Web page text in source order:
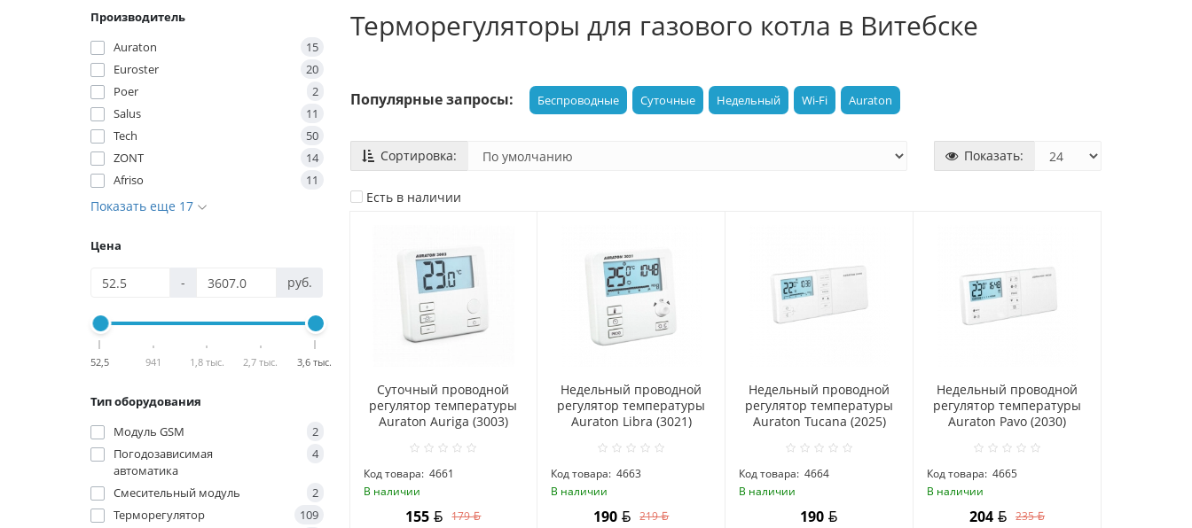
Производитель
Auraton
15
Euroster
20
Poer
2
Salus
11
Tech
50
ZONT
14
Afriso
11
Показать еще 17
Цена
- руб.
52,5 941 1,8 тыс. 2,7 тыс. 3,6 тыс.
Тип оборудования
Модуль GSM
2
Погодозависимая
автоматика
4
Смесительный модуль
2
Терморегулятор
109
Терморегуляторы для газового котла в Витебске
Популярные запросы: Беспроводные Суточные Недельный Wi-Fi Auraton
Сортировка: Показать:
Есть в наличии
Суточный проводной
регулятор температуры
Auraton Auriga (3003)
Код товара: 4661
В наличии
155 179
Hедельный проводной
регулятор температуры
Auraton Libra (3021)
Код товара: 4663
В наличии
190 219
Hедельный проводной
регулятор температуры
Auraton Tucana (2025)
Код товара: 4664
В наличии
190
Hедельный проводной
регулятор температуры
Auraton Pavo (2030)
Код товара: 4665
В наличии
204 235